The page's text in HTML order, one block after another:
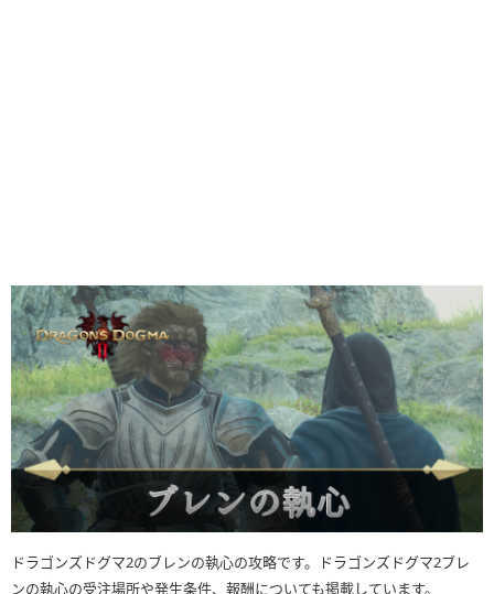
ドラゴンズドグマ2のブレンの執心の攻略です。ドラゴンズドグマ2ブレ
ンの執心の受注場所や発生条件、報酬についても掲載しています。